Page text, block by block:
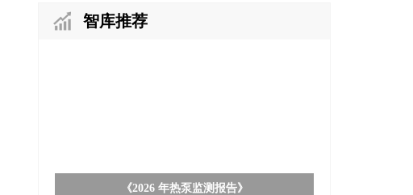
智库推荐
《2026 年热泵监测报告》